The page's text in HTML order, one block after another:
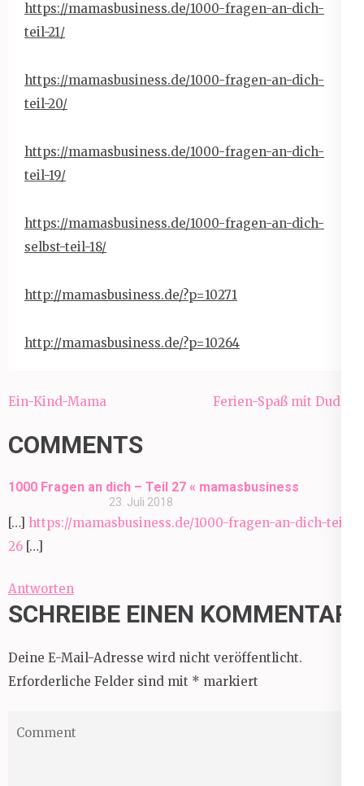
https://mamasbusiness.de/1000-fragen-an-dich-
teil-21/
https://mamasbusiness.de/1000-fragen-an-dich-
teil-20/
https://mamasbusiness.de/1000-fragen-an-dich-
teil-19/
https://mamasbusiness.de/1000-fragen-an-dich-
selbst-teil-18/
http://mamasbusiness.de/?p=10271
http://mamasbusiness.de/?p=10264
Beitragsnavigation
Ein-Kind-Mama Ferien-Spaß mit Duden
COMMENTS
1000 Fragen an dich – Teil 27 « mamasbusiness
23. Juli 2018
[…] https://mamasbusiness.de/1000-fragen-an-dich-teil-
26 […]
Antworten
SCHREIBE EINEN KOMMENTAR
Deine E-Mail-Adresse wird nicht veröffentlicht.
Erforderliche Felder sind mit * markiert